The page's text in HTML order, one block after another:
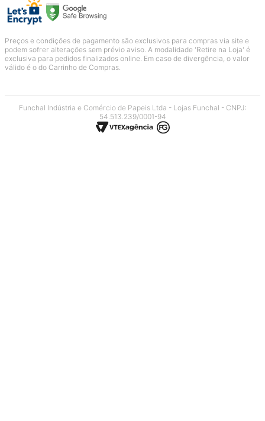
Preços e condições de pagamento são exclusivos para compras via site e
podem sofrer alterações sem prévio aviso. A modalidade 'Retire na Loja' é
exclusiva para pedidos finalizados online. Em caso de divergência, o valor
válido é o do Carrinho de Compras.
Funchal Indústria e Comércio de Papeis Ltda - Lojas Funchal - CNPJ:
54.513.239/0001-94